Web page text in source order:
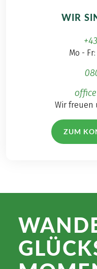
WIR
Mo -
Wir freuen
ZUM